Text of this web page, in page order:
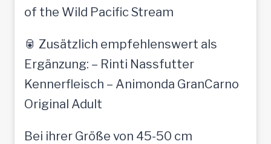
of the Wild Pacific Stream
🥫 Zusätzlich empfehlenswert als
Ergänzung: – Rinti Nassfutter
Kennerfleisch – Animonda GranCarno
Original Adult
Bei ihrer Größe von 45-50 cm